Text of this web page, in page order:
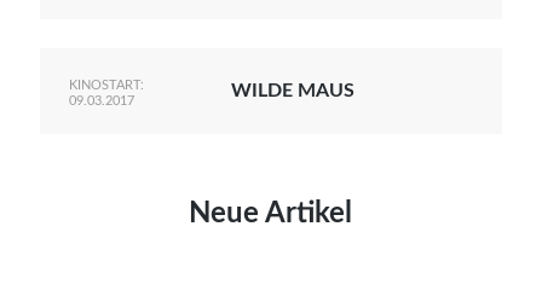
KINOSTART:
09.03.2017
WILDE MAUS
Neue Artikel